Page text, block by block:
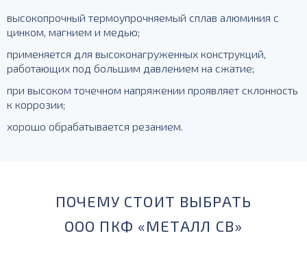
высокопрочный термоупрочняемый сплав алюминия с
цинком, магнием и медью;
применяется для высоконагруженных конструкций,
работающих под большим давлением на сжатие;
при высоком точечном напряжении проявляет склонность
к коррозии;
хорошо обрабатывается резанием.
ПОЧЕМУ СТОИТ ВЫБРАТЬ
ООО ПКФ «МЕТАЛЛ СВ»